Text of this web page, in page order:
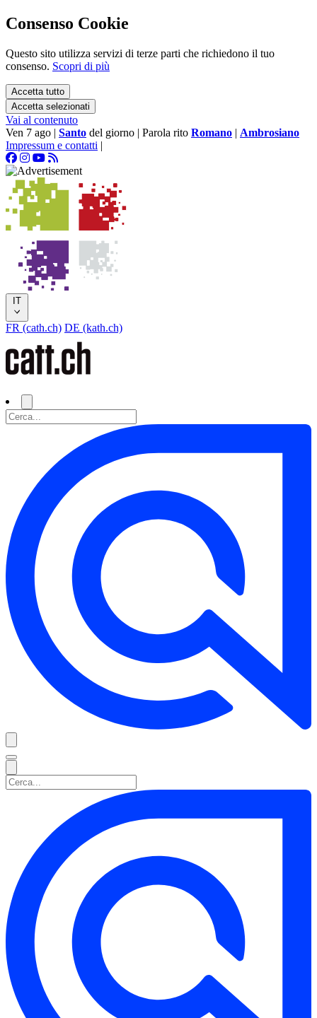
Consenso Cookie
Questo sito utilizza servizi di terze parti che richiedono il tuo
consenso. Scopri di più
Accetta tutto
Accetta selezionati
Vai al contenuto
Ven 7 ago | Santo del giorno | Parola rito Romano | Ambrosiano
Impressum e contatti |
IT
FR (cath.ch) DE (kath.ch)